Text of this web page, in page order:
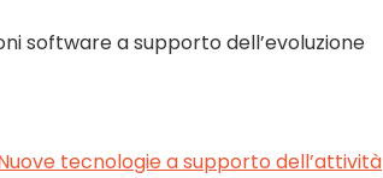
software a supporto dell’evoluzione
“Nuove tecnologie a supporto dell’attività